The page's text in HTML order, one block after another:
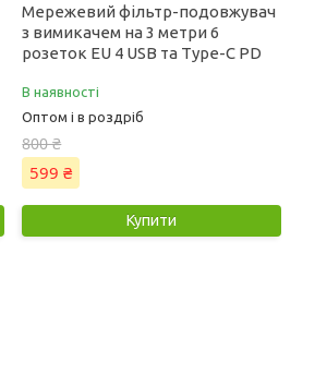
Мережевий фільтр-подовжувач
з вимикачем на 3 метри 6
розеток EU 4 USB та Type-C PD
В наявності
Оптом і в роздріб
800 ₴
599 ₴
Купити